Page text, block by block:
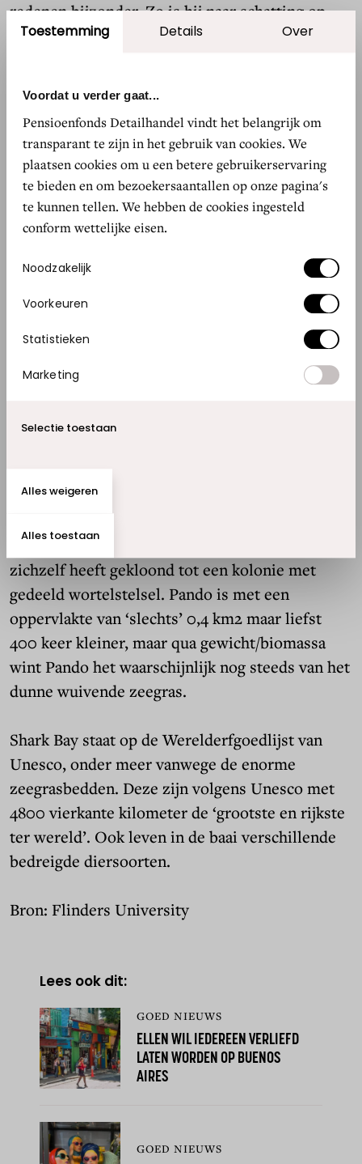
Toestemming Details Over
Voordat u verder gaat...
Pensioenfonds Detailhandel vindt het belangrijk om
transparant te zijn in het gebruik van cookies. We
plaatsen cookies om u een betere gebruikerservaring
te bieden en om bezoekersaantallen op onze pagina's
te kunnen tellen. We hebben de cookies ingesteld
conform wettelijke eisen.
Toestemmingsselectie
Noodzakelijk
Voorkeuren
Statistieken
Marketing
Alles toestaan
Selectie toestaan
Alles weigeren
redenen bijzonder. Zo is hij naar schatting op
minstens 4.500 jaar oud en weet hij ondanks zijn
Mogelijk profiteert de plant van het feit dat-ie
polyploïdeis: hij heeft zijn dubbele genenset
van beide ouderplanten. Dus niet half/half, maar
dubbel-dna. "Dat komt vaker voor, met name bij
planten die het goed doen in extreme
omstandigheden", weet dr. Elizabeth Sinclair,
senior auteur van het onderzoek. “Zulke planten
zijn vaak steriel, dus geven geen gezonde
bloemen en zaden. Maar als je ze met rust laat,
zeegras heeft precies dat gedaan.” Of dat ook
kansen geeft voor extra-duurzame ‘bovenwater-
Over grote planten gesproken: de vorige
recordhouder voor de grootste plant was een
espenboom in Utah bijgenaamd Pando, die
zichzelf heeft gekloond tot een kolonie met
gedeeld wortelstelsel. Pando is met een
oppervlakte van ‘slechts’ 0,4 km2 maar liefst
400 keer kleiner, maar qua gewicht/biomassa
wint Pando het waarschijnlijk nog steeds van het
dunne wuivende zeegras.
Shark Bay staat op de Werelderfgoedlijst van
Unesco, onder meer vanwege de enorme
zeegrasbedden. Deze zijn volgens Unesco met
4800 vierkante kilometer de ‘grootste en rijkste
ter wereld’. Ook leven in de baai verschillende
bedreigde diersoorten.
Bron: Flinders University
Lees ook dit:
GOED NIEUWS
ELLEN WIL IEDEREEN VERLIEFD
LATEN WORDEN OP BUENOS
AIRES
GOED NIEUWS